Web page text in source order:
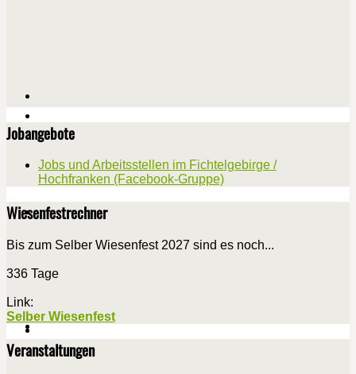
Jobangebote
Jobs und Arbeitsstellen im Fichtelgebirge /
Hochfranken (Facebook-Gruppe)
Wiesenfestrechner
Bis zum Selber Wiesenfest 2027 sind es noch...
336 Tage
Link:
Selber Wiesenfest
Veranstaltungen